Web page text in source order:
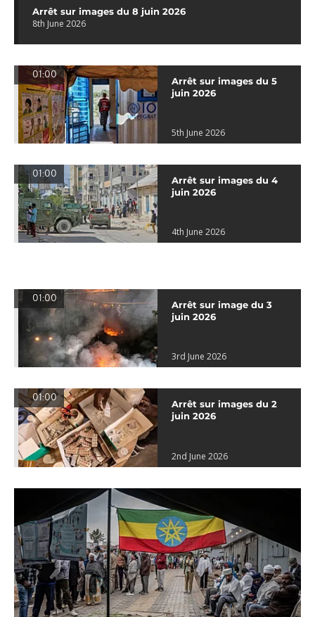
Arrêt sur images du 8 juin 2026
8th June 2026
01:00
Arrêt sur images du 5
juin 2026
5th June 2026
01:00
Arrêt sur images du 4
juin 2026
4th June 2026
01:00
Arrêt sur image du 3
juin 2026
3rd June 2026
01:00
Arrêt sur images du 2
juin 2026
2nd June 2026